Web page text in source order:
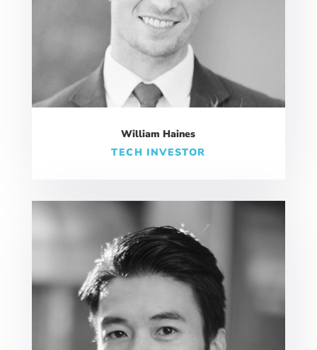
William Haines
TECH INVESTOR